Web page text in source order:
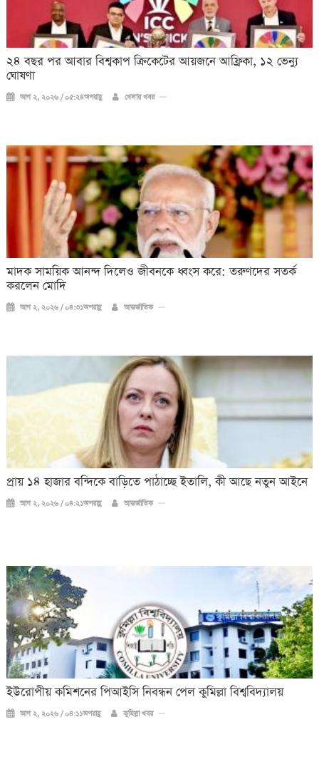
২৪ বছর পর আবার বিশ্বকাপ ক্রিকে‌টের আয়জনে আফ্রিকা, ১২ ভেন্যু
ঘোষণা
আগ ২, ২০২৬ / ০৫:২৪অপরাহ্ণ খেলার খবর
মাদক সাময়িক আনন্দ দিলেও জীবনকে ধ্বংস করে: তরুণদের সতর্ক
করলেন মোদি
আগ ২, ২০২৬ / ০৪:৩১অপরাহ্ণ আন্তর্জাতিক
প্রায় ১৪ হাজার বন্দিকে বাড়িতে পাঠাচ্ছে ইতালি, কী আছে নতুন আইনে
আগ ২, ২০২৬ / ০৪:২১অপরাহ্ণ আন্তর্জাতিক
ইউরোপীয় কমিশনের পিআইসি নিবন্ধন পেল কুমিল্লা বিশ্ববিদ্যালয়
আগ ২, ২০২৬ / ০৪:১১অপরাহ্ণ কুমিল্লা খবর